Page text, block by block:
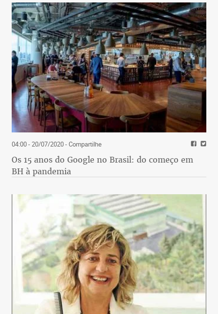
04:00 - 20/07/2020- Compartilhe
Os 15 anos do Google no Brasil: do começo em
BH à pandemia